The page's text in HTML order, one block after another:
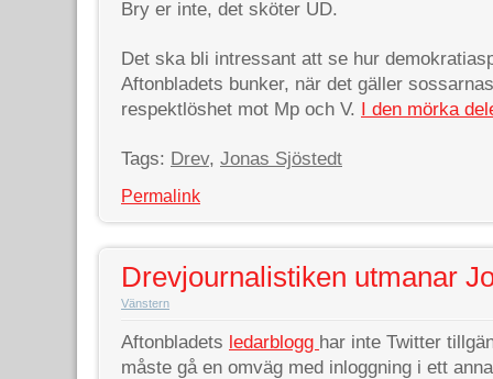
Bry er inte, det sköter UD.
Det ska bli intressant att se hur
Aftonbladets bunker, när det gäller
respektlöshet mot Mp och V. I den mörka
Tags: Drev, Jonas Sjöstedt
Permalink
Drevjournalistiken utmanar
Vänstern
Aftonbladets ledarblogg har inte Twitter
måste gå en omväg med inloggning i ett